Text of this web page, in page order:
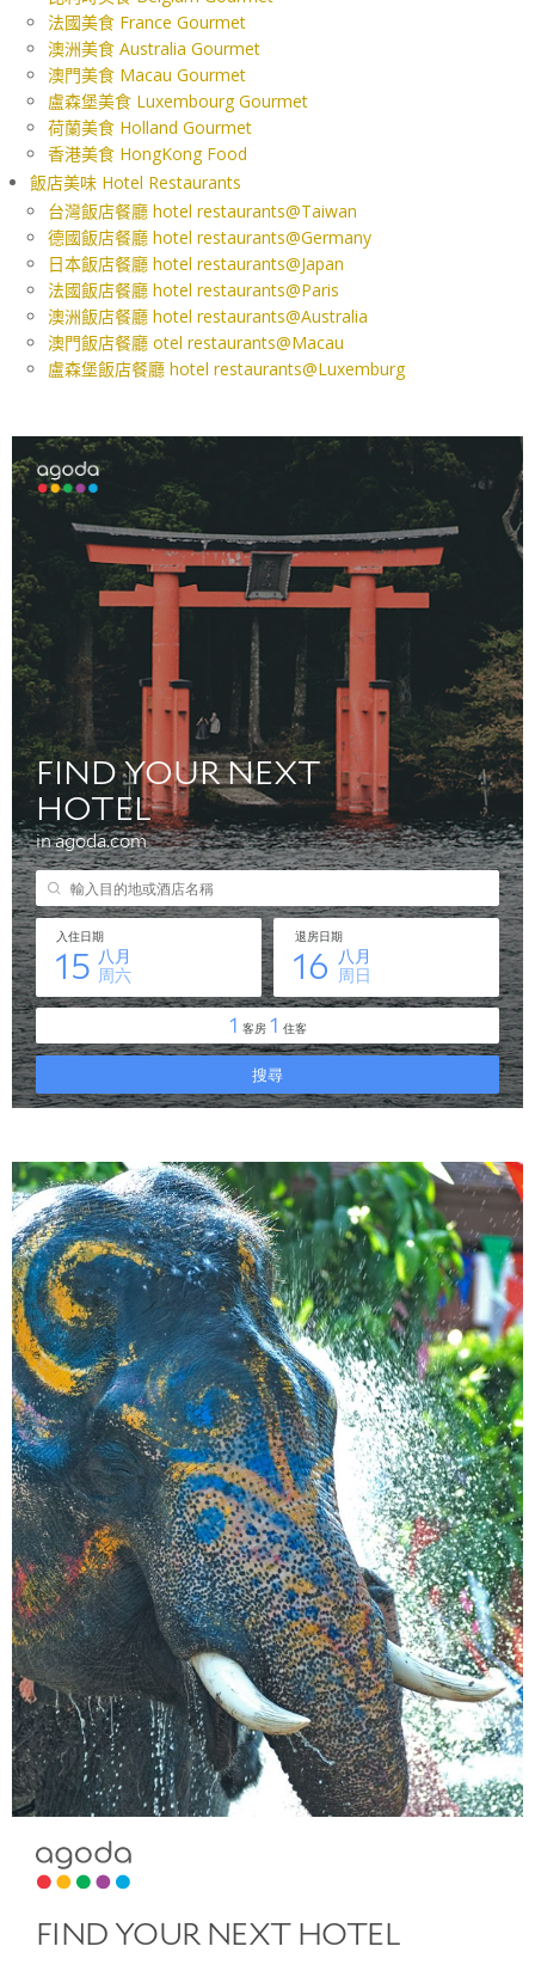
法國美食 France Gourmet
澳洲美食 Australia Gourmet
澳門美食 Macau Gourmet
盧森堡美食 Luxembourg Gourmet
荷蘭美食 Holland Gourmet
香港美食 HongKong Food
飯店美味 Hotel Restaurants
台灣飯店餐廳 hotel restaurants@Taiwan
德國飯店餐廳 hotel restaurants@Germany
日本飯店餐廳 hotel restaurants@Japan
法國飯店餐廳 hotel restaurants@Paris
澳洲飯店餐廳 hotel restaurants@Australia
澳門飯店餐廳 otel restaurants@Macau
盧森堡飯店餐廳 hotel restaurants@Luxemburg